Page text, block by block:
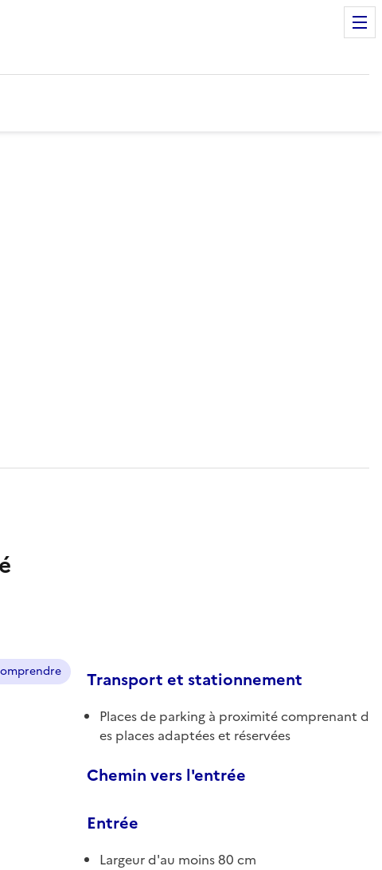
Transport et stationnement
Places de parking à proximité comprenant d
es places adaptées et réservées
Chemin vers l'entrée
Entrée
Largeur d'au moins 80 cm